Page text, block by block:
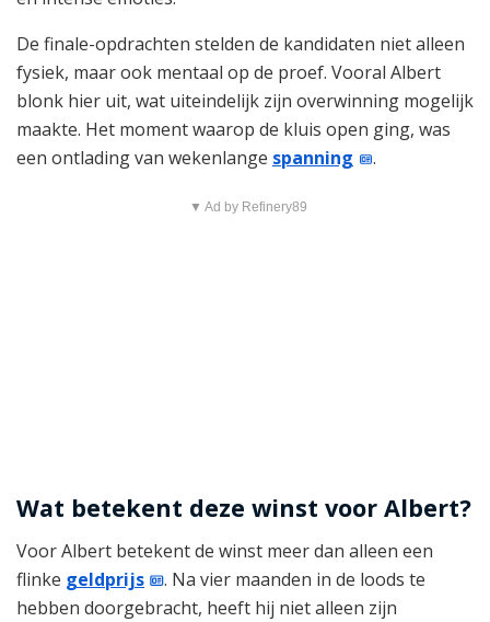
De finale-opdrachten stelden de kandidaten niet alleen
fysiek, maar ook mentaal op de proef. Vooral Albert
blonk hier uit, wat uiteindelijk zijn overwinning mogelijk
maakte. Het moment waarop de kluis open ging, was
een ontlading van wekenlange spanning .
▼ Ad by Refinery89
Wat betekent deze winst voor Albert?
Voor Albert betekent de winst meer dan alleen een
flinke geldprijs
. Na vier maanden in de loods te
hebben doorgebracht, heeft hij niet alleen zijn